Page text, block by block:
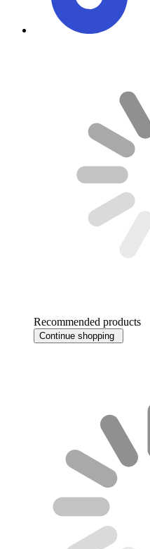
Recommended products
Continue shopping